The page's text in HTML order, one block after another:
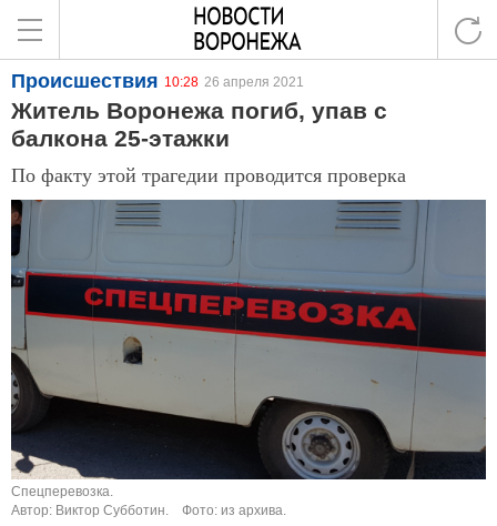
Происшествия 10:28 26 апреля 2021
Житель Воронежа погиб, упав с
балкона 25-этажки
По факту этой трагедии проводится проверка
Спецперевозка.
Автор: Виктор Субботин.
Фото: из архива.